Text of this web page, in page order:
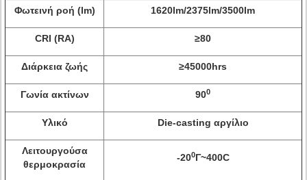
Φωτεινή ροή (lm) 1620lm/2375lm/3500lm
CRI (RA) ≥80
Διάρκεια ζωής ≥45000hrs
Γωνία ακτίνων 900
Υλικό Die-casting αργίλιο
Λειτουργούσα
θερμοκρασία
-200Γ~400C